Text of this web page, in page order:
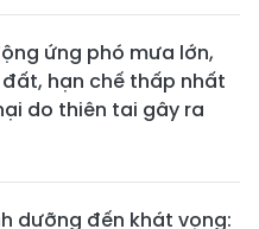
ứng phó mưa lớn,
hạn chế thấp nhất
do thiên tai gây ra
dưỡng đến khát vọng: